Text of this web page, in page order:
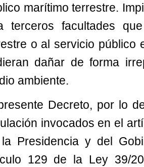
marítimo terrestre.
terceros facultades
o al servicio público
dañar de forma
ambiente.
Decreto, por lo
invocados en el
Presidencia y del
129 de la Ley 39/